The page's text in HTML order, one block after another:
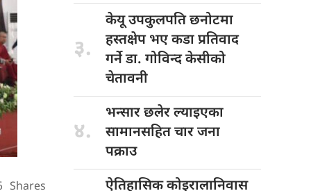
Shares
३.
केयू उपकुलपतिछनोटमा
हस्तक्षेप भए कडा प्रतिवाद
गर्ने डा. गोविन्द केसीको
चेतावनी
४.
भन्सार छलेरल्याइएका
सामानसहित चार जना
पक्राउ
ऐतिहासिक कोइरालानिवास